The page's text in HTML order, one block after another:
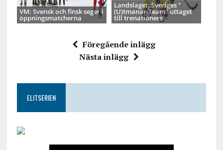
VM: Svensk och finsk seger i
öppningsmatcherna
Landslaget: Sveriges "
(U)tmanar-Team" uttaget
till trenationers
Föregående inlägg
Nästa inlägg
ELITSERIEN